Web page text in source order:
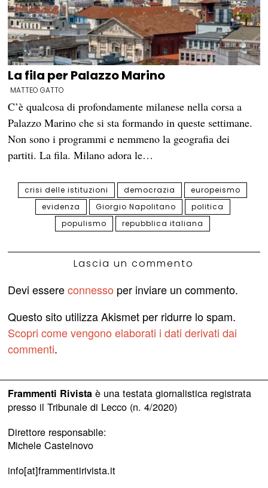
La fila per Palazzo Marino
MATTEO GATTO
C’è qualcosa di profondamente milanese nella corsa a
Palazzo Marino che si sta formando in queste settimane.
Non sono i programmi e nemmeno la geografia dei
partiti. La fila. Milano adora le…
crisi delle istituzioni democrazia
europeismo
evidenza
Giorgio Napolitano
politica
populismo
repubblica italiana
Lascia un commento
Devi essereconnesso per inviare un commento.
Questo sito utilizza Akismet per ridurre lo spam.
Scopri come vengono elaborati i dati derivati dai
commenti.
Frammenti Rivistaè una testata giornalistica registrata
presso il Tribunale di Lecco (n. 4/2020)
Direttore responsabile:
Michele Castelnovo
info[at]frammentirivista.it